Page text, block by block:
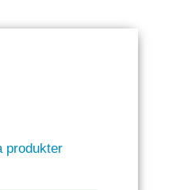
produkter